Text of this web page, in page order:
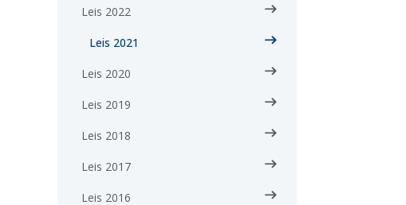
Leis 2022
Leis 2021
Leis 2020
Leis 2019
Leis 2018
Leis 2017
Leis 2016